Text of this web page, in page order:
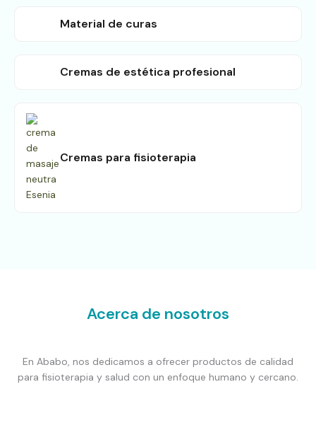
Material de curas
Cremas de estética profesional
Cremas para fisioterapia
Acerca de nosotros
En Ababo, nos dedicamos a ofrecer productos de calidad
para fisioterapia y salud con un enfoque humano y cercano.